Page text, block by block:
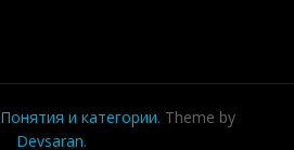
Понятия и категории. Theme by
Devsaran.